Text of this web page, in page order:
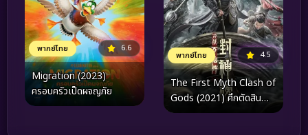
พากย์ไทย 6.6
Migration (2023)
ครอบครัวเป็ดผจญภัย
พากย์ไทย 4.5
The First Myth Clash of
Gods (2021) ศึกตัดสิน
ชะตาหมื่นเซียน